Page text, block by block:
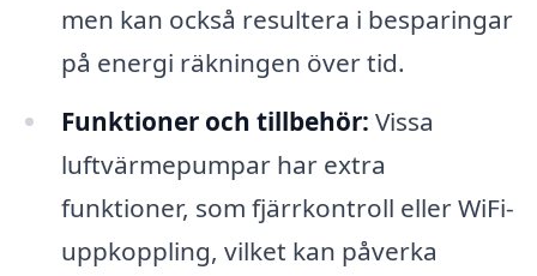
men kan också resultera i besparingar
på energi räkningen över tid.
Funktioner och tillbehör: Vissa
luftvärmepumpar har extra
funktioner, som fjärrkontroll eller WiFi-
uppkoppling, vilket kan påverka